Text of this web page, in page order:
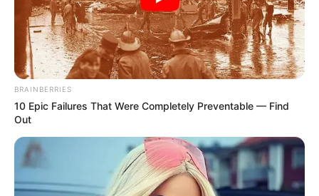
КАТЕГОРІЇ
Культура
BRAINBERRIES
10 Epic Failures That Were Completely Preventable — Find
Out